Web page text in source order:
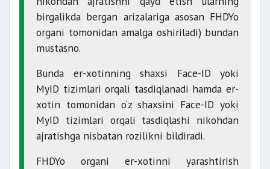
birgalikda bergan arizalariga asosan FHDYo
organi tomonidan amalga oshiriladi) bundan
mustasno.
Bunda er-xotinning shaxsi Face-ID yoki
MyID tizimlari orqali tasdiqlanadi hamda er-
xotin tomonidan o‘z shaxsini Face-ID yoki
MyID tizimlari orqali tasdiqlashi nikohdan
ajratishga nisbatan rozilikni bildiradi.
FHDYo organi er-xotinni yarashtirish